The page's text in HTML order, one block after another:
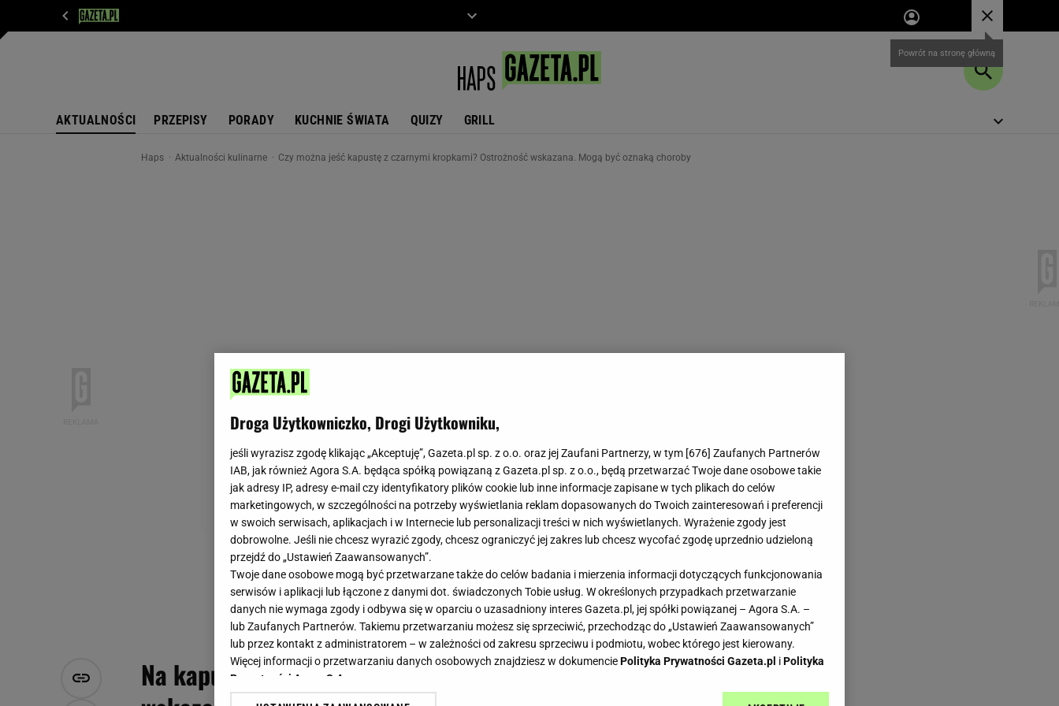
AKTUALNOŚCI PRZEPISY PORADY KUCHNIE ŚWIATA QUIZY GRILL
Haps Aktualności kulinarne Czy można jeść kapustę z czarnymi kropkami? Ostrożność wskazana. Mogą być oznaką choroby
Na kapuście pojawiły się czarne kropki? Ostrożność
Droga Użytkowniczko, Drogi Użytkowniku,
jeśli wyrazisz zgodę klikając „Akceptuję”, Gazeta.pl sp. z o.o. oraz jej Zaufani Partnerzy, w tym [676] Zaufanych Partnerów
IAB, jak również Agora S.A. będąca spółką powiązaną z Gazeta.pl sp. z o.o., będą przetwarzać Twoje dane osobowe takie
jak adresy IP, adresy e-mail czy identyfikatory plików cookie lub inne informacje zapisane w tych plikach do celów
marketingowych, w szczególności na potrzeby wyświetlania reklam dopasowanych do Twoich zainteresowań i preferencji
w swoich serwisach, aplikacjach i w Internecie lub personalizacji treści w nich wyświetlanych. Wyrażenie zgody jest
dobrowolne. Jeśli nie chcesz wyrazić zgody, chcesz ograniczyć jej zakres lub chcesz wycofać zgodę uprzednio udzieloną
przejdź do „Ustawień Zaawansowanych”.
Twoje dane osobowe mogą być przetwarzane także do celów badania i mierzenia informacji dotyczących funkcjonowania
serwisów i aplikacji lub łączone z danymi dot. świadczonych Tobie usług. W określonych przypadkach przetwarzanie
danych nie wymaga zgody i odbywa się w oparciu o uzasadniony interes Gazeta.pl, jej spółki powiązanej – Agora S.A. –
lub Zaufanych Partnerów. Takiemu przetwarzaniu możesz się sprzeciwić, przechodząc do „Ustawień Zaawansowanych”
lub przez kontakt z administratorem – w zależności od zakresu sprzeciwu i podmiotu, wobec którego jest kierowany.
Więcej informacji o przetwarzaniu danych osobowych znajdziesz w dokumenciePolityka Prywatności Gazeta.pl iPolityka
Prywatności Agora S.A.